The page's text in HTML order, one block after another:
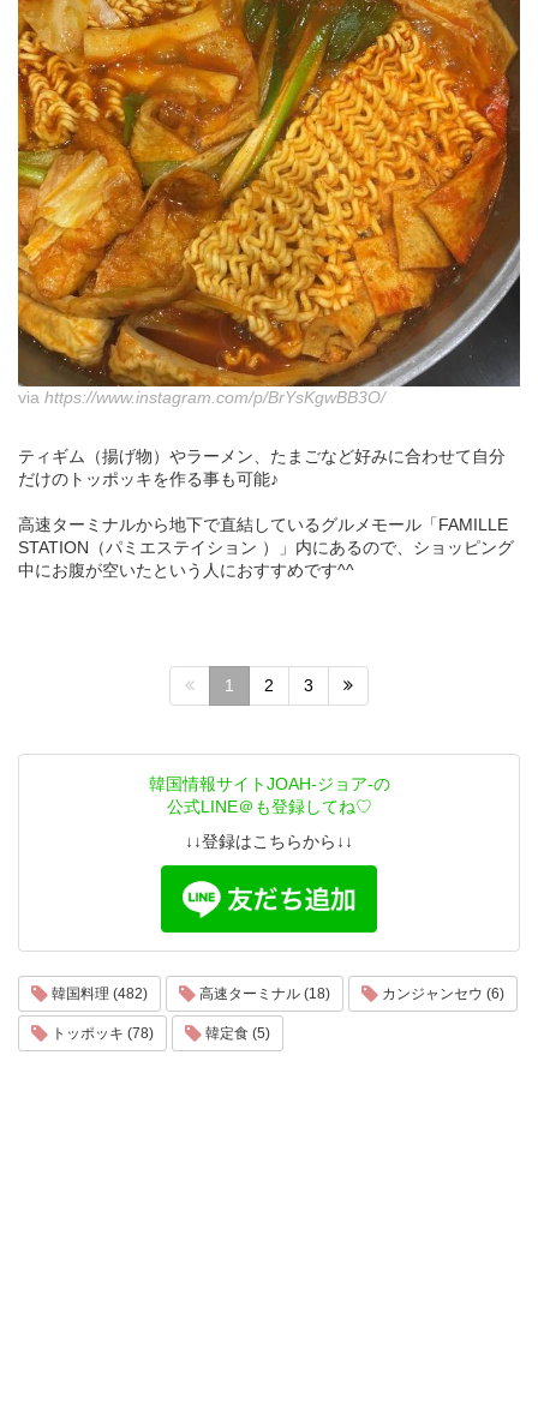
via https://www.instagram.com/p/BrYsKgwBB3O/
ティギム（揚げ物）やラーメン、たまごなど好みに合わせて自分
だけのトッポッキを作る事も可能♪
高速ターミナルから地下で直結しているグルメモール「FAMILLE
STATION（パミエステイション ）」内にあるので、ショッピング
中にお腹が空いたという人におすすめです^^
1 2 3
韓国情報サイトJOAH-ジョア-の
公式LINE＠も登録してね♡
↓↓登録はこちらから↓↓
韓国料理 (482) 高速ターミナル (18) カンジャンセウ (6)
トッポッキ (78) 韓定食 (5)